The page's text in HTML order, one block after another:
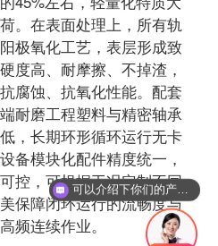
。在表面处理上，所有轨
极氧化工艺，表层形成致
度高、耐摩擦、不掉渣，
腐蚀、抗氧化性能。配套
耐磨工程塑料与精密轴承
，长期环形循环运行无卡
备模块化配件精度统一，
控，可根据工况定制不同
保障闭环运行的流畅度与
频连续作业。
可以介绍下你们的产品么